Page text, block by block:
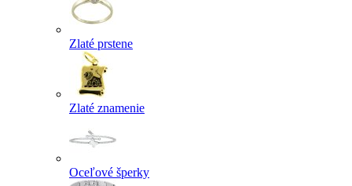
Zlaté prstene
Zlaté znamenie
Oceľové šperky